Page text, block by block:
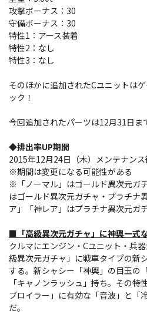
攻撃ボーナス：30
守備ボーナス：30
特性1：アース装着
特性2：なし
特性3：なし
そのほかに追加されたCユニットは
ック！
今回追加されたパーツは12月31日ま
◆排出率UP期間
2015年12月24日（木）メンテナン
※期間は変更になる可能性がある
※「ノーマル」はゴールド異次元ガ
はゴールド異次元ガチャ・プラチナ
ア」「神レア」はプラチナ異次元ガ
■「高級異次元ガチャ」に神輿一式
クルマにエンジン・Cユニット・兵
級異次元ガチャ」に戦車タイプの新
する。新シャシー「神輿」の目玉の
「キャノンラッシュ」持ち。その特
ブロイラー」に有効な「音波」と「
だ。